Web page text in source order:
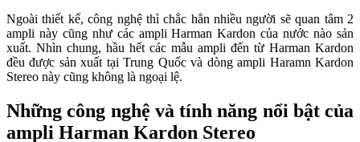
Ngoài thiết kế, công nghệ thì chắc hẳn nhiều người sẽ quan tâm 2
ampli này cũng như các ampli Harman Kardon của nước nào sản
xuất. Nhìn chung, hầu hết các mẫu ampli đến từ Harman Kardon
đều được sản xuất tại Trung Quốc và dòng ampli Haramn Kardon
Stereo này cũng không là ngoại lệ.
Những công nghệ và tính năng nổi bật của
ampli Harman Kardon Stereo